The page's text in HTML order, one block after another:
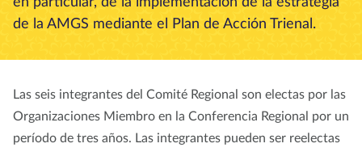
de la AMGS mediante el Plan de Acción Trienal.
Las seis integrantes del Comité Regional son electas por las
Organizaciones Miembro en la Conferencia Regional por un
período de tres años. Las integrantes pueden ser reelectas